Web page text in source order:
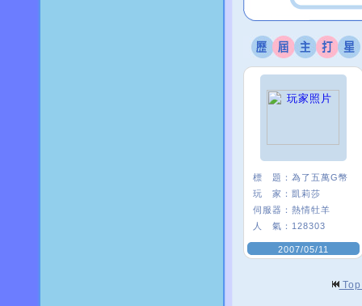
標 題： 為了五萬G幣
玩 家： 凱莉莎
伺服器： 熱情牡羊
人 氣： 128303
2007/05/11